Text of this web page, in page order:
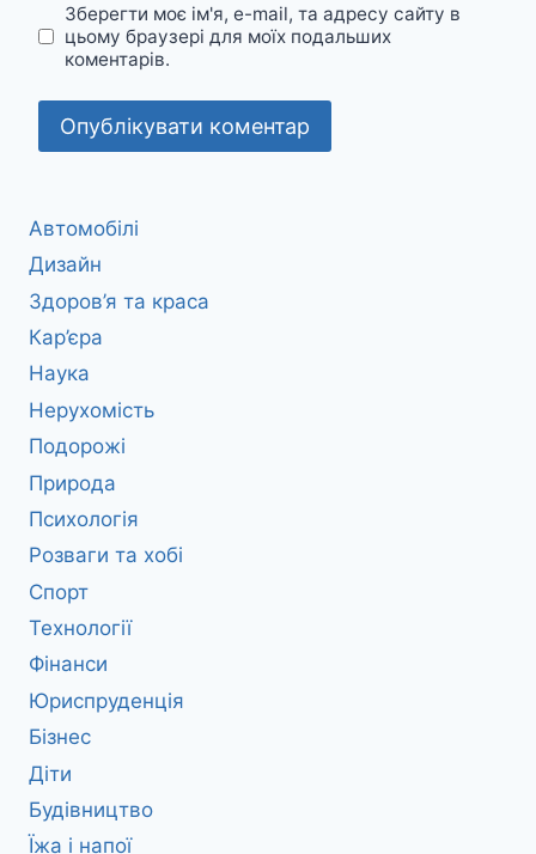
Зберегти моє ім'я, e-mail, та адресу сайту в
цьому браузері для моїх подальших
коментарів.
Автомобілі
Дизайн
Здоров’я та краса
Кар’єра
Наука
Нерухомість
Подорожі
Природа
Психологія
Розваги та хобі
Спорт
Технології
Фінанси
Юриспруденція
Бізнес
Діти
Будівництво
Їжа і напої